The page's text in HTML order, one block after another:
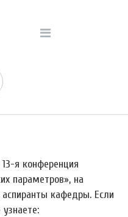
я конференция
параметров», на
кафедры. Если